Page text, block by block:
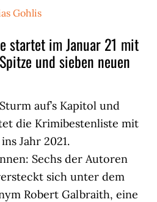
Gohlis
startet im Januar 21 mit
und sieben neuen
auf’s Kapitol und
die Krimibestenliste mit
Jahr 2021.
Sechs der Autoren
sich unter dem
Robert Galbraith, eine